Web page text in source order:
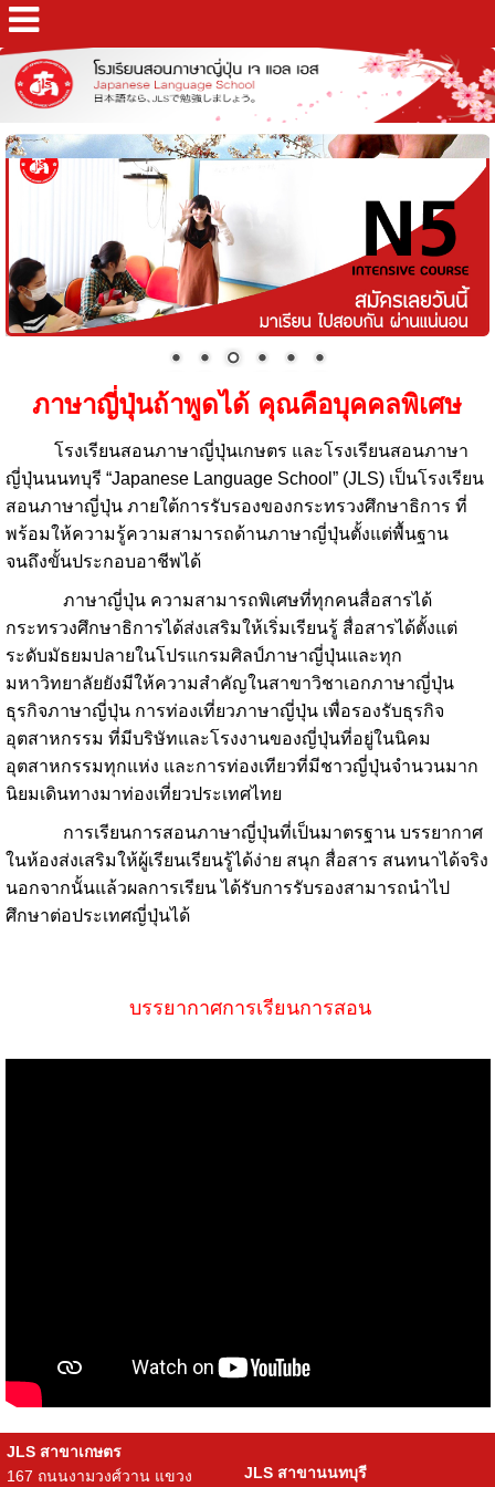
ภาษาญี่ปุ่นถ้าพูดได้ คุณคือบุคคลพิเศษ
โรงเรียนสอนภาษาญี่ปุ่นเกษตร และโรงเรียนสอนภาษา
ญี่ปุ่นนนทบุรี “Japanese Language School” (JLS) เป็นโรงเรียน
สอนภาษาญี่ปุ่น ภายใต้การรับรองของกระทรวงศึกษาธิการ ที่
พร้อมให้ความรู้ความสามารถด้านภาษาญี่ปุ่นตั้งแต่พื้นฐาน
จนถึงขั้นประกอบอาชีพได้
ภาษาญี่ปุ่น ความสามารถพิเศษที่ทุกคนสื่อสารได้
กระทรวงศึกษาธิการได้ส่งเสริมให้เริ่มเรียนรู้ สื่อสารได้ตั้งแต่
ระดับมัธยมปลายในโปรแกรมศิลป์ภาษาญี่ปุ่นและทุก
มหาวิทยาลัยยังมีให้ความสำคัญในสาขาวิชาเอกภาษาญี่ปุ่น
ธุรกิจภาษาญี่ปุ่น การท่องเที่ยวภาษาญี่ปุ่น เพื่อรองรับธุรกิจ
อุตสาหกรรม ที่มีบริษัทและโรงงานของญี่ปุ่นที่อยู่ในนิคม
อุตสาหกรรมทุกแห่ง และการท่องเทียวที่มีชาวญี่ปุ่นจำนวนมาก
นิยมเดินทางมาท่องเที่ยวประเทศไทย
การเรียนการสอนภาษาญี่ปุ่นที่เป็นมาตรฐาน บรรยากาศ
ในห้องส่งเสริมให้ผู้เรียนเรียนรู้ได้ง่าย สนุก สื่อสาร สนทนาได้จริง
นอกจากนั้นแล้วผลการเรียน ได้รับการรับรองสามารถนำไป
ศึกษาต่อประเทศญี่ปุ่นได้
บรรยากาศการเรียนการสอน
JLS สาขาเกษตร
167 ถนนงามวงศ์วาน แขวง
JLS สาขานนทบุรี